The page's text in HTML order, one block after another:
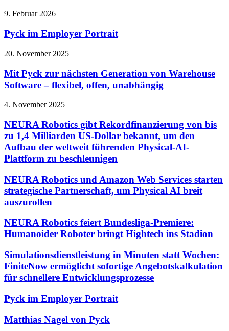
9. Februar 2026
Pyck im Employer Portrait
20. November 2025
Mit Pyck zur nächsten Generation von Warehouse
Software – flexibel, offen, unabhängig
4. November 2025
NEURA Robotics gibt Rekordfinanzierung von bis
zu 1,4 Milliarden US-Dollar bekannt, um den
Aufbau der weltweit führenden Physical-AI-
Plattform zu beschleunigen
NEURA Robotics und Amazon Web Services starten
strategische Partnerschaft, um Physical AI breit
auszurollen
NEURA Robotics feiert Bundesliga-Premiere:
Humanoider Roboter bringt Hightech ins Stadion
Simulationsdienstleistung in Minuten statt Wochen:
FiniteNow ermöglicht sofortige Angebotskalkulation
für schnellere Entwicklungsprozesse
Pyck im Employer Portrait
Matthias Nagel von Pyck